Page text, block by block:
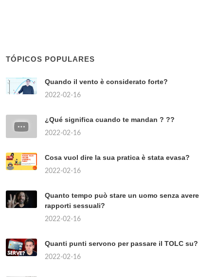
TÓPICOS POPULARES
Quando il vento è considerato forte?
2022-02-16
¿Qué significa cuando te mandan ? ??
2022-02-16
Cosa vuol dire la sua pratica è stata evasa?
2022-02-16
Quanto tempo può stare un uomo senza avere
rapporti sessuali?
2022-02-16
Quanti punti servono per passare il TOLC su?
2022-02-16